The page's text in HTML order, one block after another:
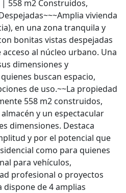
558 m2 Construidos,
vivienda
en una zona tranquila y
bonitas vistas despejadas
al núcleo urbano. Una
dimensiones y
buscan espacio,
de uso.~~La propiedad
558 m2 construidos,
y un espectacular
dimensiones. Destaca
y por el potencial que
como para quienes
para vehículos,
profesional o proyectos
dispone de 4 amplias